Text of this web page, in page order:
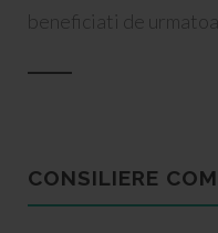
beneficiati de
CONSILIERE